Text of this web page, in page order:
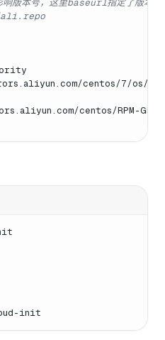
版本号，这里baseurl指定了版本
ali.repo
centos/7/os/
centos/RPM-GPG-
init